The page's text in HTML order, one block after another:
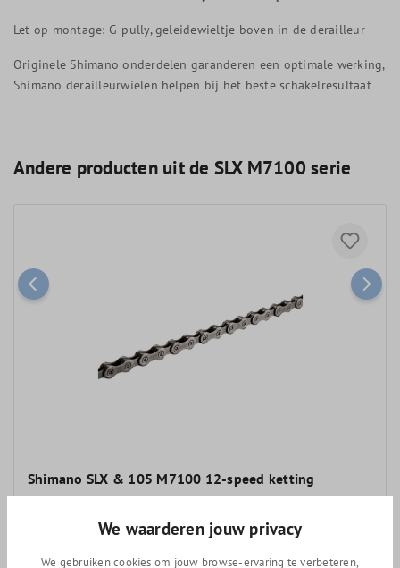
Let op montage: G-pully, geleidewieltje boven in de derailleur
Originele Shimano onderdelen garanderen een optimale werking,
Shimano derailleurwielen helpen bij het beste schakelresultaat
Andere producten uit de SLX M7100 serie
Shimano SLX & 105 M7100 12-speed ketting
Adviesprijs 35,99
We waarderen jouw privacy
We gebruiken cookies om jouw browse-ervaring te verbeteren,